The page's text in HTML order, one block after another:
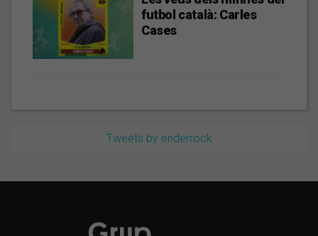
futbol català: Carles
Cases
Tweets by enderrock